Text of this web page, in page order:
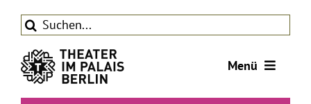
Inhalt
springen
Suche
Menü
Tickets